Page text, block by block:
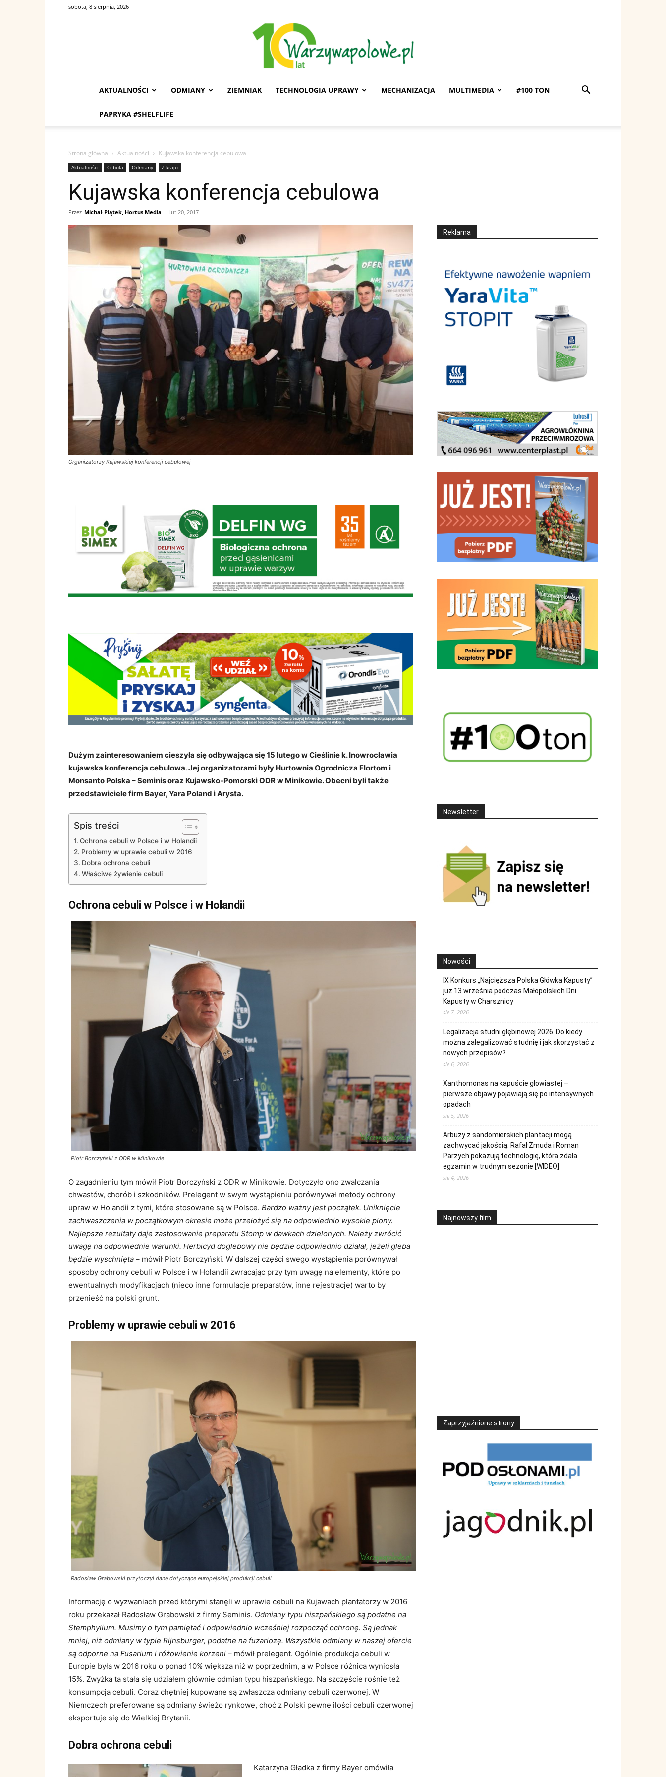
sobota, 8 sierpnia, 2026
AKTUALNOŚCI ODMIANY ZIEMNIAK TECHNOLOGIA UPRAWY MECHANIZACJA MULTIMEDIA #100 TON
PAPRYKA #SHELFLIFE
Strona główna Aktualności Kujawska konferencja cebulowa
Aktualności Cebula Odmiany Z kraju
Kujawska konferencja cebulowa
Przez Michał Piątek, Hortus Media - lut 20, 2017
Organizatorzy Kujawskiej konferencji cebulowej
Dużym zainteresowaniem cieszyła się odbywająca się15 lutegow Cieślinie k. Inowrocławia
kujawska konferencja cebulowa. Jej organizatorami były Hurtownia Ogrodnicza Flortom i
Monsanto Polska – Seminis oraz Kujawsko-Pomorski ODR w Minikowie. Obecni byli także
przedstawiciele firm Bayer, Yara Poland i Arysta.
Spis treści
Ochrona cebuli w Polsce i w Holandii
Problemy w uprawie cebuli w 2016
Dobra ochrona cebuli
Właściwe żywienie cebuli
Ochrona cebuli w Polsce i w Holandii
Piotr Borczyński z ODR w Minikowie
O zagadnieniu tym mówił Piotr Borczyński z ODR w Minikowie. Dotyczyło ono zwalczania
chwastów, chorób i szkodników. Prelegent w swym wystąpieniu porównywał metody ochrony
upraw w Holandii z tymi, które stosowane są w Polsce. Bardzo ważny jest początek. Uniknięcie
zachwaszczenia w początkowym okresie może przełożyć się na odpowiednio wysokie plony.
Najlepsze rezultaty daje zastosowanie preparatu Stomp w dawkach dzielonych. Należy zwrócić
uwagę na odpowiednie warunki. Herbicyd doglebowy nie będzie odpowiednio działał, jeżeli gleba
będzie wyschnięta – mówił Piotr Borczyński. W dalszej części swego wystąpienia porównywał
sposoby ochrony cebuli w Polsce i w Holandii zwracając przy tym uwagę na elementy, które po
ewentualnych modyfikacjach (nieco inne formulacje preparatów, inne rejestracje) warto by
przenieść na polski grunt.
Problemy w uprawie cebuli w 2016
Radosław Grabowski przytoczył dane dotyczące europejskiej produkcji cebuli
Informację o wyzwaniach przed którymi stanęli w uprawie cebuli na Kujawach plantatorzy w 2016
roku przekazał Radosław Grabowski z firmy Seminis. Odmiany typu hiszpańskiego są podatne na
Stemphylium. Musimy o tym pamiętać i odpowiednio wcześniej rozpocząć ochronę. Są jednak
mniej, niż odmiany w typie Rijnsburger, podatne na fuzariozę. Wszystkie odmiany w naszej ofercie
są odporne na Fusarium i różowienie korzeni – mówił prelegent. Ogólnie produkcja cebuli w
Europie była w 2016 roku o ponad 10% większa niż w poprzednim, a w Polsce różnica wyniosła
15%. Zwyżka ta stała się udziałem głównie odmian typu hiszpańskiego. Na szczęście rośnie też
konsumpcja cebuli. Coraz chętniej kupowane są zwłaszcza odmiany cebuli czerwonej. W
Niemczech preferowane są odmiany świeżo rynkowe, choć z Polski pewne ilości cebuli czerwonej
eksportuje się do Wielkiej Brytanii.
Dobra ochrona cebuli
Katarzyna Gładka z firmy Bayer omówiła
Reklama
Newsletter
Nowości
IX Konkurs „Najcięższa Polska Główka Kapusty”
już 13 września podczas Małopolskich Dni
Kapusty w Charsznicy
sie 7, 2026
Legalizacja studni głębinowej 2026. Do kiedy
można zalegalizować studnię i jak skorzystać z
nowych przepisów?
sie 6, 2026
Xanthomonas na kapuście głowiastej –
pierwsze objawy pojawiają się po intensywnych
opadach
sie 5, 2026
Arbuzy z sandomierskich plantacji mogą
zachwycać jakością. Rafał Żmuda i Roman
Parzych pokazują technologię, która zdała
egzamin w trudnym sezonie [WIDEO]
sie 4, 2026
Najnowszy film
Zaprzyjaźnione strony